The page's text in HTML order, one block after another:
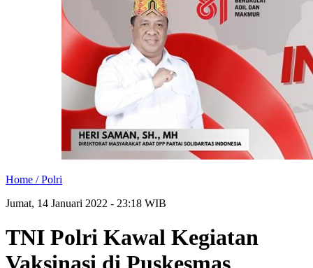
Home /Polri
Jumat, 14 Januari 2022 - 23:18 WIB
TNI Polri Kawal Kegiatan